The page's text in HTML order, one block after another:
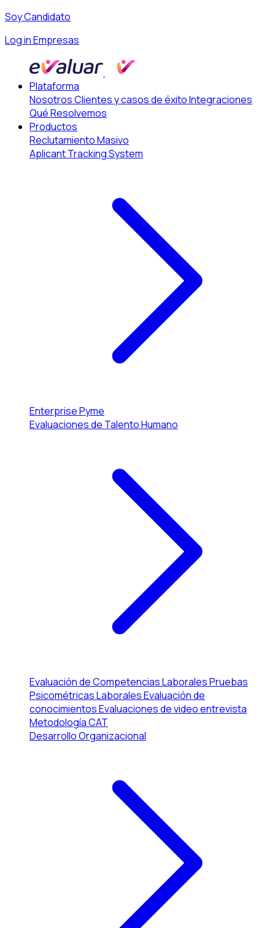
Soy Candidato
Log in Empresas
Plataforma
NosotrosClientes y casos de éxitoIntegraciones
Qué Resolvemos
Productos
Reclutamiento Masivo
Aplicant Tracking System
EnterprisePyme
Evaluaciones de Talento Humano
Evaluación de Competencias LaboralesPruebas
Psicométricas LaboralesEvaluación de
conocimientosEvaluaciones de video entrevista
Metodología CAT
Desarrollo Organizacional